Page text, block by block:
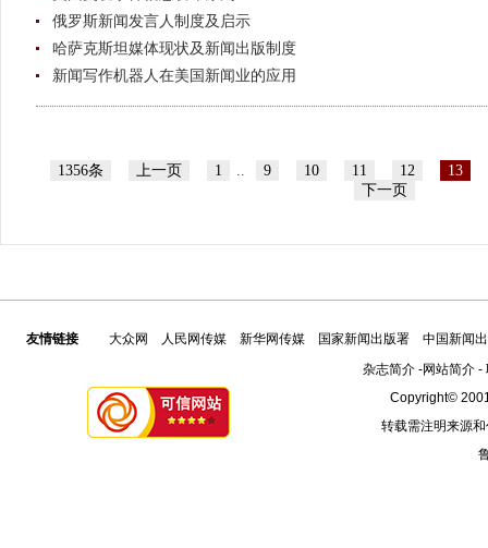
俄罗斯新闻发言人制度及启示
哈萨克斯坦媒体现状及新闻出版制度
新闻写作机器人在美国新闻业的应用
1356条 上一页 1 .. 9 10 11 12
13
下一页
友情链接 大众网 人民网传媒 新华网传媒 国家新闻出版署
中国新闻
杂志简介-网站简介-
Copyright©
转载需注明来源